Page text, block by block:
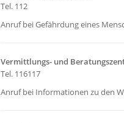
Tel. 112
Anruf bei Gefährdung eines
Vermittlungs- und
Tel. 116117
Anruf bei Informationen zu den